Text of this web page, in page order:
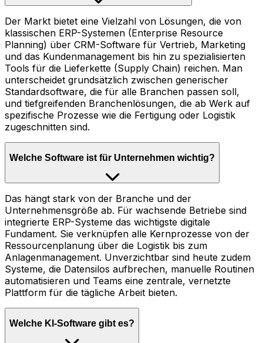
Der Markt bietet eine Vielzahl von Lösungen, die von
klassischen ERP-Systemen (Enterprise Resource
Planning) über CRM-Software für Vertrieb, Marketing
und das Kundenmanagement bis hin zu spezialisierten
Tools für die Lieferkette (Supply Chain) reichen. Man
unterscheidet grundsätzlich zwischen generischer
Standardsoftware, die für alle Branchen passen soll,
und tiefgreifenden Branchenlösungen, die ab Werk auf
spezifische Prozesse wie die Fertigung oder Logistik
zugeschnitten sind.
Welche Software ist für Unternehmen wichtig?
Das hängt stark von der Branche und der
Unternehmensgröße ab. Für wachsende Betriebe sind
integrierte ERP-Systeme das wichtigste digitale
Fundament. Sie verknüpfen alle Kernprozesse von der
Ressourcenplanung über die Logistik bis zum
Anlagenmanagement. Unverzichtbar sind heute zudem
Systeme, die Datensilos aufbrechen, manuelle Routinen
automatisieren und Teams eine zentrale, vernetzte
Plattform für die tägliche Arbeit bieten.
Welche KI-Software gibt es?